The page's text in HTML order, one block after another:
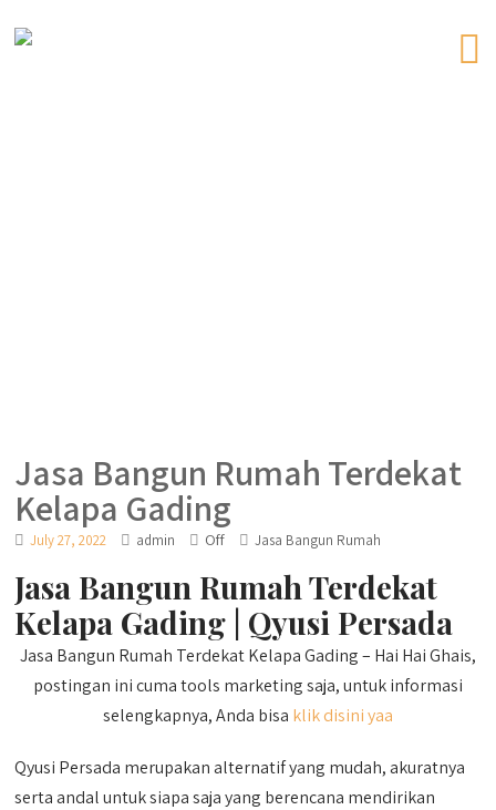
Jasa Bangun Rumah Terdekat
Kelapa Gading
July 27, 2022 admin Off Jasa Bangun Rumah
Jasa Bangun Rumah Terdekat
Kelapa Gading | Qyusi Persada
Jasa Bangun Rumah Terdekat Kelapa Gading – Hai Hai Ghais,
postingan ini cuma tools marketing saja, untuk informasi
selengkapnya, Anda bisa klik disini yaa
Qyusi Persada merupakan alternatif yang mudah, akuratnya
serta andal untuk siapa saja yang berencana mendirikan